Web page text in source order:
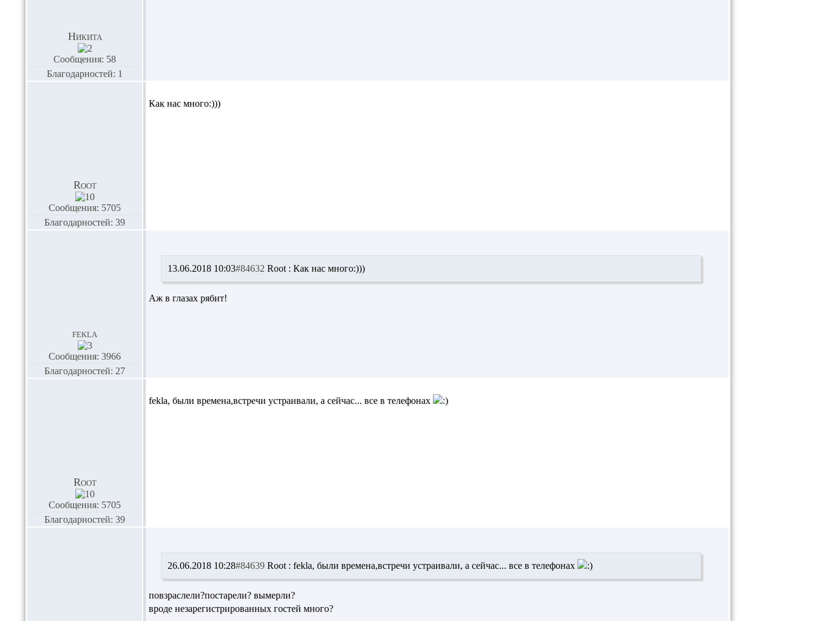
Никита
Сообщения: 58
Благодарностей: 1
Root
Сообщения: 5705
Благодарностей: 39
Как нас много:)))
fekla
Сообщения: 3966
Благодарностей: 27
13.06.2018 10:03#84632 Root : Как нас много:)))
Аж в глазах рябит!
Root
Сообщения: 5705
Благодарностей: 39
fekla, были времена,встречи устраивали, а сейчас... все в телефонах
26.06.2018 10:28#84639 Root : fekla, были времена,встречи устраивали, а сейчас... все в телефонах
повзраслели?постарели? вымерли?
вроде незарегистрированных гостей много?